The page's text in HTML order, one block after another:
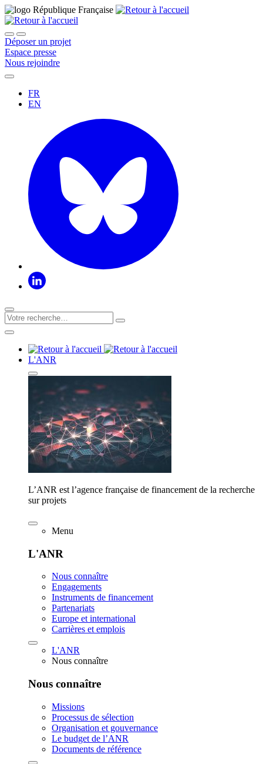
Déposer un projet
Espace presse
Nous rejoindre
FR
EN
L'ANR
L’ANR est l’agence française de financement de la recherche
sur projets
Menu
L'ANR
Nous connaître
Engagements
Instruments de financement
Partenariats
Europe et international
Carrières et emplois
L'ANR
Nous connaître
Nous connaître
Missions
Processus de sélection
Organisation et gouvernance
Le budget de l’ANR
Documents de référence